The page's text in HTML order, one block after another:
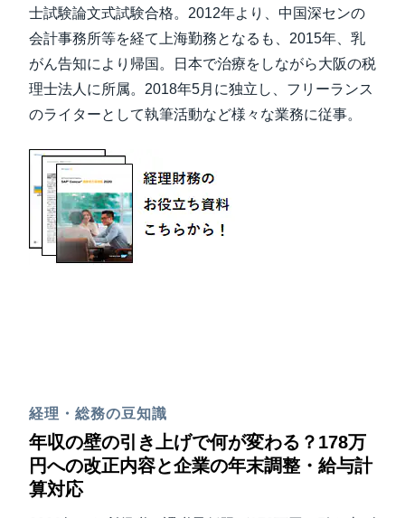
士試験論文式試験合格。2012年より、中国深センの
会計事務所等を経て上海勤務となるも、2015年、乳
がん告知により帰国。日本で治療をしながら大阪の税
理士法人に所属。2018年5月に独立し、フリーランス
のライターとして執筆活動など様々な業務に従事。
経理・総務の豆知識
年収の壁の引き上げで何が変わる？178万
円への改正内容と企業の年末調整・給与計
算対応